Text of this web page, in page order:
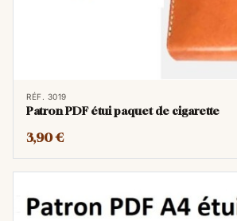
RÉF. 3019
Patron PDF étui paquet de cigarette
3,90 €